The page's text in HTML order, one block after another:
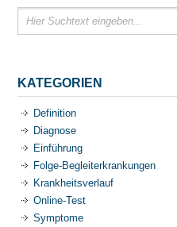
KATEGORIEN
Definition
Diagnose
Einführung
Folge-Begleiterkrankungen
Krankheitsverlauf
Online-Test
Symptome